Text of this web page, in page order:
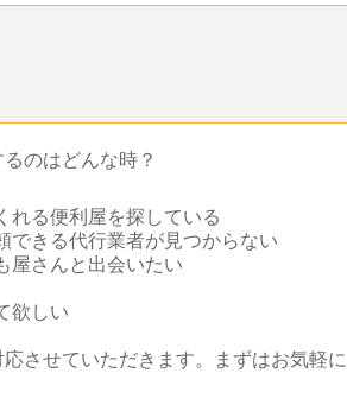
のはどんな時？
れる便利屋を探している
できる代行業者が見つからない
屋さんと出会いたい
欲しい
させていただきます。まずはお気軽に